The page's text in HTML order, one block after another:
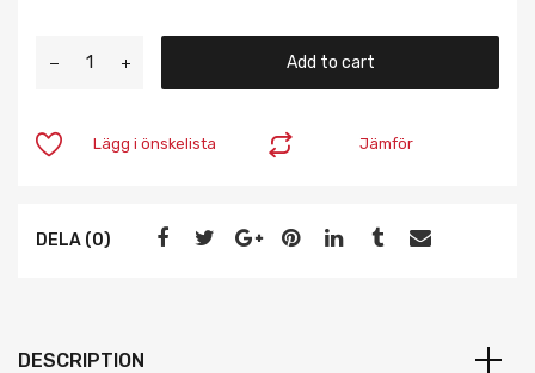
Add to cart
Jämför
Lägg i önskelista
DELA (0)
DESCRIPTION